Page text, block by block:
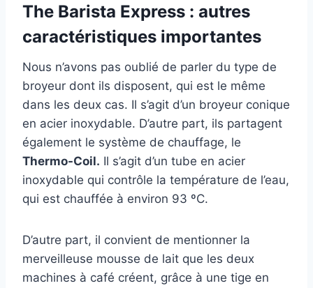
The Barista Express : autres
caractéristiques importantes
Nous n’avons pas oublié de parler du type de
broyeur dont ils disposent, qui est le même
dans les deux cas. Il s’agit d’un broyeur conique
en acier inoxydable. D’autre part, ils partagent
également le système de chauffage, le
Thermo-Coil. Il s’agit d’un tube en acier
inoxydable qui contrôle la température de l’eau,
qui est chauffée à environ 93 ºC.
D’autre part, il convient de mentionner la
merveilleuse mousse de lait que les deux
machines à café créent, grâce à une tige en